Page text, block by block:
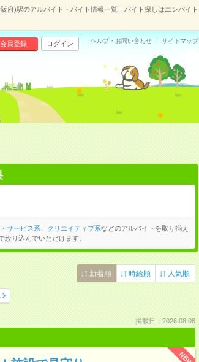
府)駅のアルバイト・バイト情報一覧｜バイト探しはエンバイト
会員登録 ログイン ヘルプ・お問い合わせ サイトマップ
サービス系 クリエイティブ系などのアルバイトを取り揃え
絞り込んでいただけます。
新着順 時給順 人気順
掲載日：2026.08.08
NEW